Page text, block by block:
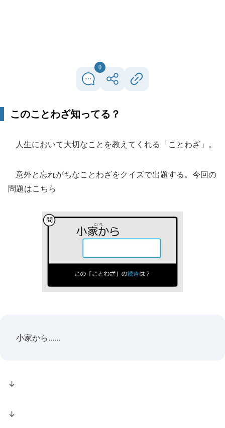
0
このことわざ知ってる？
人生において大切なことを教えてくれる「ことわざ」。
意外と忘れがちなことわざをクイズで出題する。今回の
問題はこちら
小家から......
↓
↓